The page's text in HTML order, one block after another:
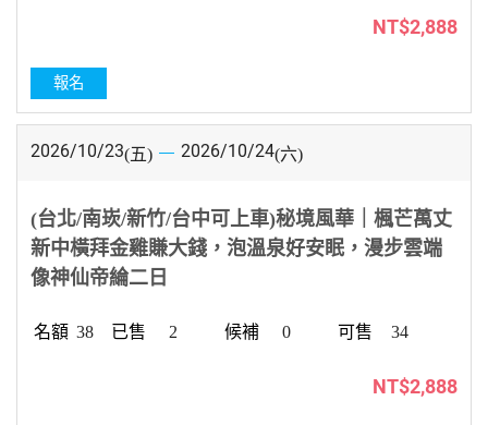
NT$2,888
報名
2026/10/23(五) 2026/10/24(六)
(台北/南崁/新竹/台中可上車)秘境風華｜楓芒萬丈
新中橫拜金雞賺大錢，泡溫泉好安眠，漫步雲端
像神仙帝綸二日
38 2 0 34
NT$2,888